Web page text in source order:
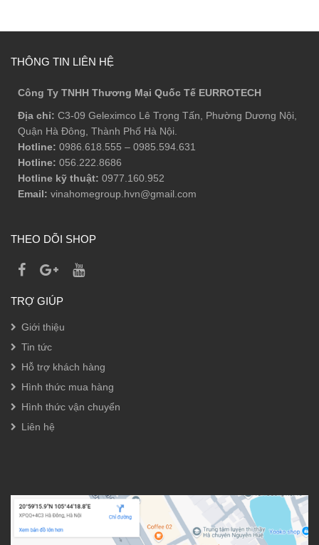
THÔNG TIN LIÊN HỆ
Công Ty TNHH Thương Mại Quốc Tế EURROTECH
Địa chỉ: C3-09 Geleximco Lê Trọng Tấn, Phường Dương Nội,
Quận Hà Đông, Thành Phố Hà Nội.
Hotline: 0986.618.555 – 0985.594.631
Hotline: 056.222.8686
Hotline kỹ thuật: 0977.160.952
Email: vinahomegroup.hvn@gmail.com
THEO DÕI SHOP
TRỢ GIÚP
Giới thiệu
Tin tức
Hỗ trợ khách hàng
Hình thức mua hàng
Hình thức vận chuyển
Liên hệ